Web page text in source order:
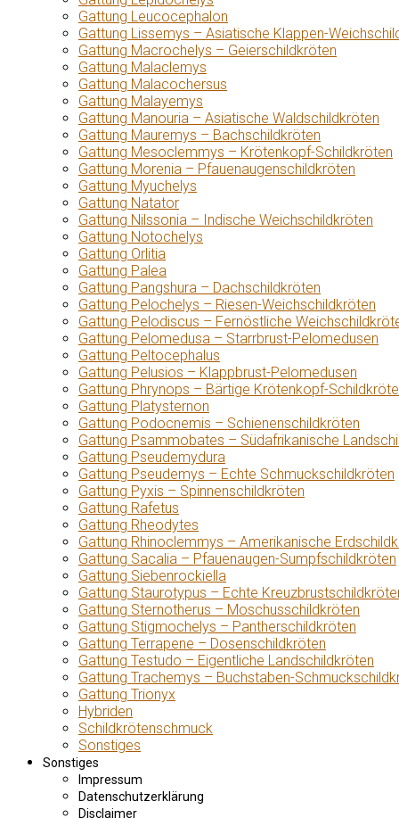
Gattung Leucocephalon
Gattung Lissemys – Asiatische Klappen-
Gattung Macrochelys – Geierschildkröten
Gattung Malaclemys
Gattung Malacochersus
Gattung Malayemys
Gattung Manouria – Asiatische Waldschildkröten
Gattung Mauremys – Bachschildkröten
Gattung Mesoclemmys – Krötenkopf-Schildkröten
Gattung Morenia – Pfauenaugenschildkröten
Gattung Myuchelys
Gattung Natator
Gattung Nilssonia – Indische Weichschildkröten
Gattung Notochelys
Gattung Orlitia
Gattung Palea
Gattung Pangshura – Dachschildkröten
Gattung Pelochelys – Riesen-Weichschildkröten
Gattung Pelodiscus – Fernöstliche
Gattung Pelomedusa – Starrbrust-Pelomedusen
Gattung Peltocephalus
Gattung Pelusios – Klappbrust-Pelomedusen
Gattung Phrynops – Bärtige Krötenkopf-
Gattung Platysternon
Gattung Podocnemis – Schienenschildkröten
Gattung Psammobates – Südafrikanische
Gattung Pseudemydura
Gattung Pseudemys – Echte Schmuckschildkröten
Gattung Pyxis – Spinnenschildkröten
Gattung Rafetus
Gattung Rheodytes
Gattung Rhinoclemmys – Amerikanische
Gattung Sacalia – Pfauenaugen-Sumpfschildkröten
Gattung Siebenrockiella
Gattung Staurotypus – Echte
Gattung Sternotherus – Moschusschildkröten
Gattung Stigmochelys – Pantherschildkröten
Gattung Terrapene – Dosenschildkröten
Gattung Testudo – Eigentliche Landschildkröten
Gattung Trachemys – Buchstaben-
Gattung Trionyx
Hybriden
Schildkrötenschmuck
Sonstiges
Sonstiges
Impressum
Datenschutzerklärung
Disclaimer